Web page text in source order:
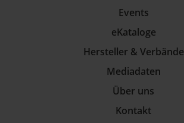
Events
eKataloge
Hersteller & Verbände
Mediadaten
Über uns
Kontakt